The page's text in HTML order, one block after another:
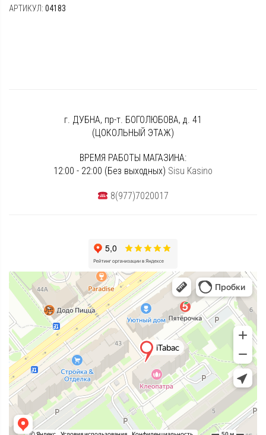
АРТИКУЛ: 04183
г. ДУБНА, пр-т. БОГОЛЮБОВА, д. 41
(ЦОКОЛЬНЫЙ ЭТАЖ)
ВРЕМЯ РАБОТЫ МАГАЗИНА:
12:00 - 22:00 (Без выходных) Sisu Kasino
8(977)7020017